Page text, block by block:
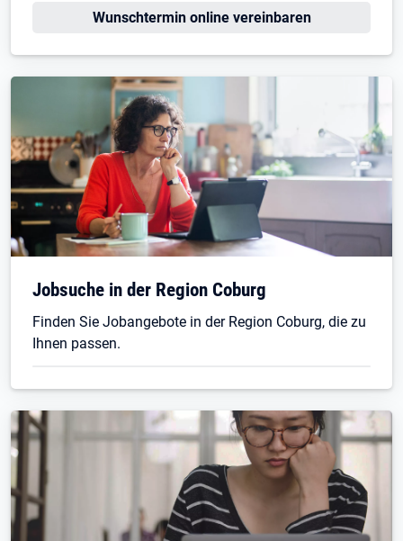
Wunschtermin online vereinbaren
Jobsuche in der Region Coburg
Finden Sie Jobangebote in der Region Coburg, die zu
Ihnen passen.